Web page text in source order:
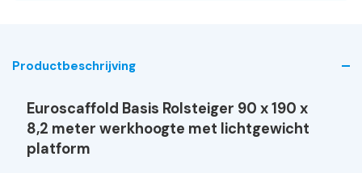
Productbeschrijving
Euroscaffold Basis Rolsteiger 90 x 190 x
8,2 meter werkhoogte met lichtgewicht
platform